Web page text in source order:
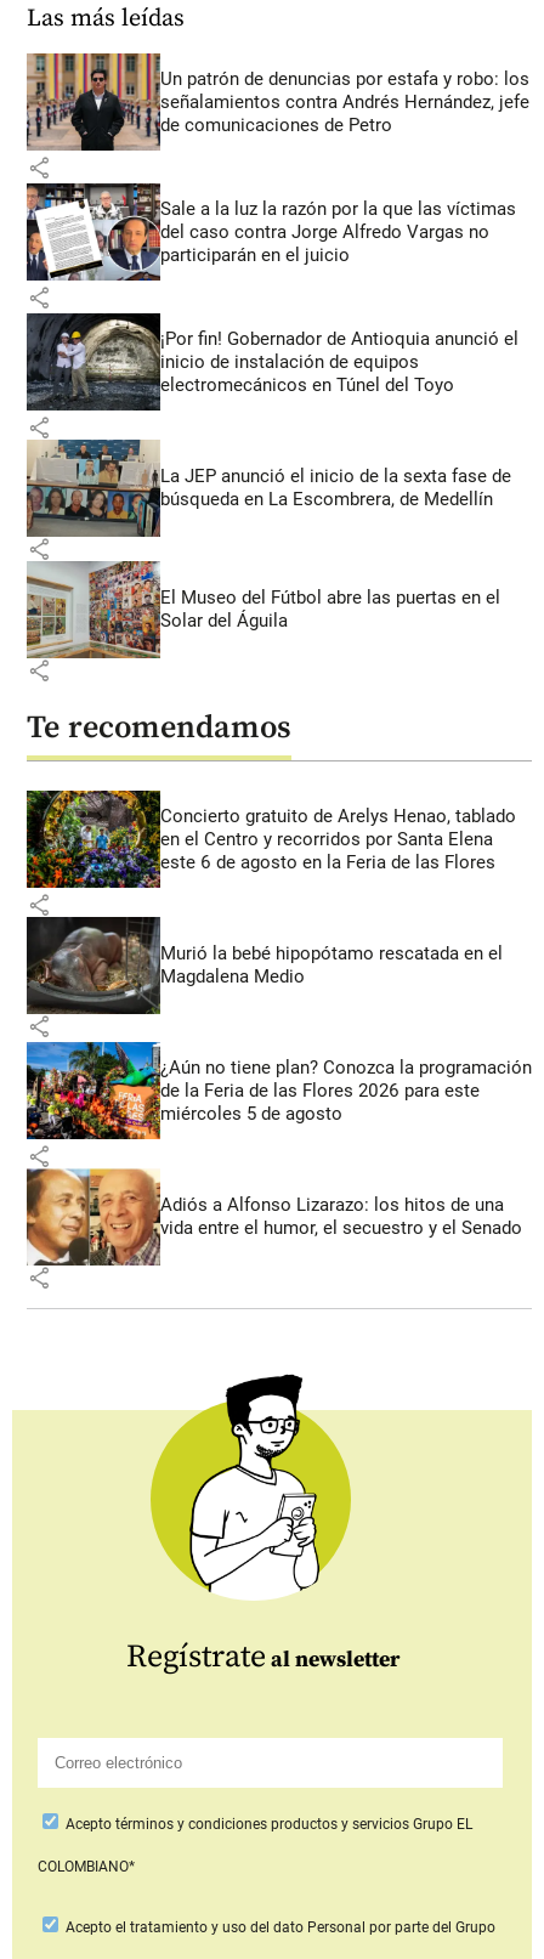
Las más leídas
Un patrón de denuncias por estafa y robo: los
señalamientos contra Andrés Hernández, jefe
de comunicaciones de Petro
share
Sale a la luz la razón por la que las víctimas
del caso contra Jorge Alfredo Vargas no
participarán en el juicio
share
¡Por fin! Gobernador de Antioquia anunció el
inicio de instalación de equipos
electromecánicos en Túnel del Toyo
share
La JEP anunció el inicio de la sexta fase de
búsqueda en La Escombrera, de Medellín
share
El Museo del Fútbol abre las puertas en el
Solar del Águila
share
Te recomendamos
Concierto gratuito de Arelys Henao, tablado
en el Centro y recorridos por Santa Elena
este 6 de agosto en la Feria de las Flores
share
Murió la bebé hipopótamo rescatada en el
Magdalena Medio
share
¿Aún no tiene plan? Conozca la programación
de la Feria de las Flores 2026 para este
miércoles 5 de agosto
share
Adiós a Alfonso Lizarazo: los hitos de una
vida entre el humor, el secuestro y el Senado
share
Regístrate al newsletter
Aceptotérminos y condiciones productos y serviciosGrupo EL
COLOMBIANO*
Acepto el tratamiento y uso del dato Personal por parte del Grupo